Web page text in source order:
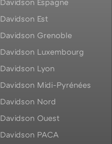
Davidson Espagne
Davidson Est
Davidson Grenoble
Davidson Luxembourg
Davidson Lyon
Davidson Midi-Pyrénées
Davidson Nord
Davidson Ouest
Davidson PACA